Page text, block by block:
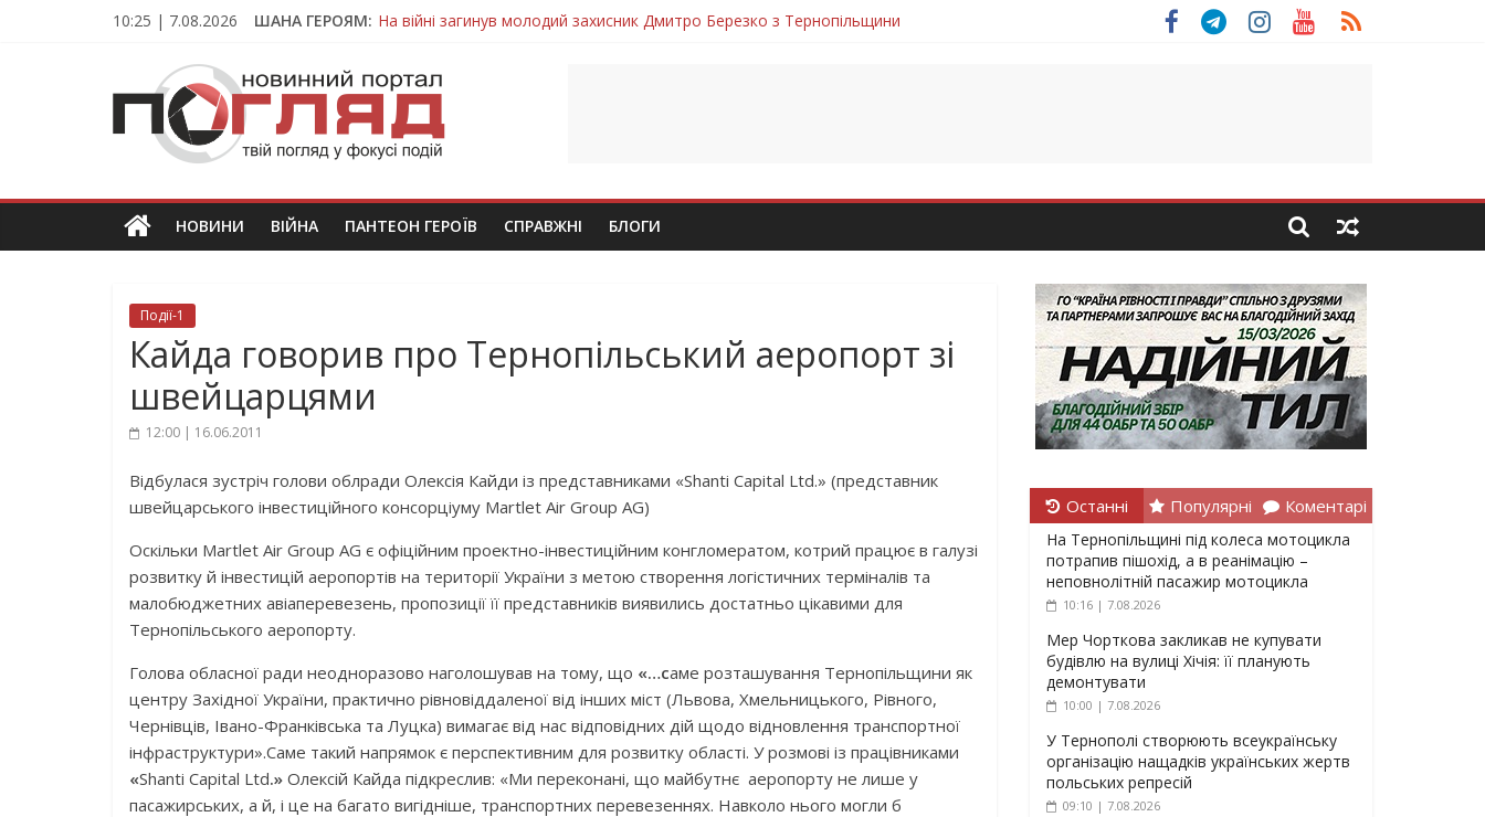
10:25 | 7.08.2026 ШАНА ГЕРОЯМ: На війні загинув молодий захисник Дмитро Березко з Тернопільщини
Захисник з Тернопільщини Петро Федів повертається до рідного дому «на щиті»
Тернопільщина в скорботі: на щиті повертається воїн Володимир Паламарчук
Вважався зниклим безвісти, – Ангелом додому повертається захисник Михайло Скоробогатий з Тернопільщини
ПОГЛЯД
Новини
Тернополя.
новини
та
НОВИНИ ВІЙНА ПАНТЕОН ГЕРОЇВ СПРАВЖНІ БЛОГИ
Події-1
Кайда говорив про Тернопільський аеропорт зі
швейцарцями
12:00 | 16.06.2011
Відбулася зустріч голови облради Олексія Кайди із представниками «Shanti Capital Ltd.» (представник
швейцарського інвестиційного консорціуму Martlet Air Group AG)
Оскільки Martlet Air Group AG є офіційним проектно-інвестиційним конгломератом, котрий працює в галузі
розвитку й інвестицій аеропортів на території України з метою створення логістичних терміналів та
малобюджетних авіаперевезень, пропозиції її представників виявились достатньо цікавими для
Тернопільського аеропорту.
Голова обласної ради неодноразово наголошував на тому, що «…саме розташування Тернопільщини як
центру Західної України, практично рівновіддаленої від інших міст (Львова, Хмельницького, Рівного,
Чернівців, Івано-Франківська та Луцка) вимагає від нас відповідних дій щодо відновлення транспортної
інфраструктури».Саме такий напрямок є перспективним для розвитку області. У розмові із працівниками
«Shanti Capital Ltd.» Олексій Кайда підкреслив: «Ми переконані, що майбутнє аеропорту не лише у
пасажирських, а й, і це на багато вигідніше, транспортних перевезеннях. Навколо нього могли б
Останні Популярні Коментарі
На Тернопільщині під колеса мотоцикла
потрапив пішохід, а в реанімацію –
неповнолітній пасажир мотоцикла
10:16 | 7.08.2026
Мер Чорткова закликав не купувати
будівлю на вулиці Хічія: її планують
демонтувати
10:00 | 7.08.2026
У Тернополі створюють всеукраїнську
організацію нащадків українських жертв
польських репресій
09:10 | 7.08.2026